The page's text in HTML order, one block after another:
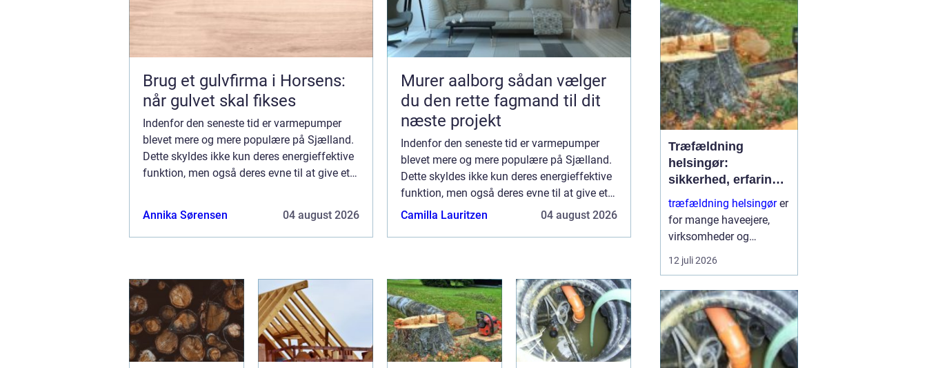
Brug et gulvfirma i Horsens:
når gulvet skal fikses
Indenfor den seneste tid er varmepumper
blevet mere og mere populære på Sjælland.
Dette skyldes ikke kun deres energieffektive
funktion, men også deres evne til at give et
Annika Sørensen 04 august 2026
Murer aalborg sådan vælger
du den rette fagmand til dit
næste projekt
Indenfor den seneste tid er varmepumper
blevet mere og mere populære på Sjælland.
Dette skyldes ikke kun deres energieffektive
funktion, men også deres evne til at give et
behageligt indeklima. Hvis du er husejer eller
Camilla Lauritzen 04 august 2026
men hvordan finder du
den rigtige
samarbejdspartner til nyt
tag, vindue...
Træfældning
helsingør:
sikkerhed, erfaring
og gode løsninger i
nordsjælland
træfældning helsingører
for mange haveejere,
virksomheder og
grundejerforeninger et
nødvendigt skridt for at
sikre og pæne. Når et
træ bliver for højt, sygt
e...
12 juli 2026